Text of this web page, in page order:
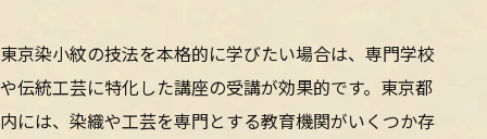
東京染小紋の技法を本格的に学びたい場合は、専門学校
や伝統工芸に特化した講座の受講が効果的です。東京都
内には、染織や工芸を専門とする教育機関がいくつか存